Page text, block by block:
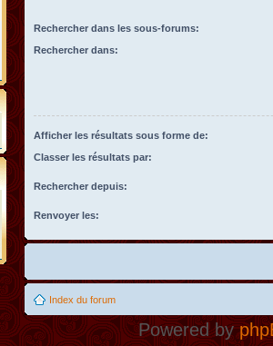
Rechercher dans les sous-forums:
Rechercher dans:
Afficher les résultats sous forme de:
Classer les résultats par:
Rechercher depuis:
Renvoyer les:
Index du forum
Powered by